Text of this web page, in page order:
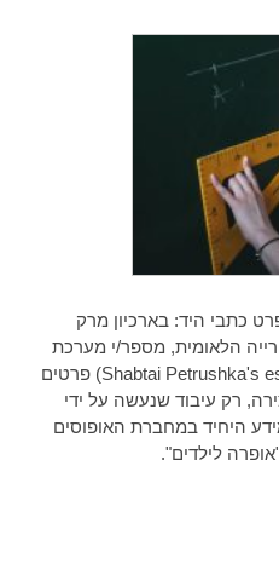
כתבי היד: בארכיון מרק
הלאומית, מספר/י מערכת
990024238230205171 (Shabtai Petrushka's estate) פרטים
רק עיבוד שנעשה על ידי
היחיד במחברת האופוסים
לילדים".